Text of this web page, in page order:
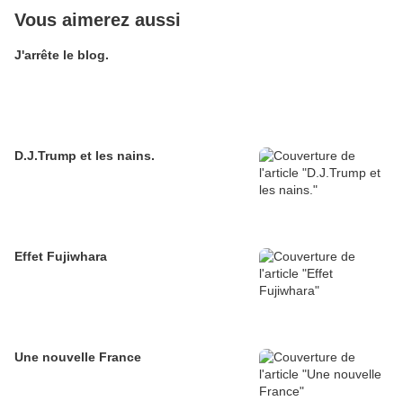
Vous aimerez aussi
J'arrête le blog.
D.J.Trump et les nains.
Effet Fujiwhara
Une nouvelle France